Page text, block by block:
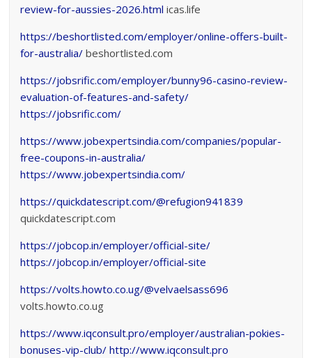
review-for-aussies-2026.html icas.life
https://beshortlisted.com/employer/online-offers-built-
for-australia/ beshortlisted.com
https://jobsrific.com/employer/bunny96-casino-review-
evaluation-of-features-and-safety/
https://jobsrific.com/
https://www.jobexpertsindia.com/companies/popular-
free-coupons-in-australia/
https://www.jobexpertsindia.com/
https://quickdatescript.com/@refugion941839
quickdatescript.com
https://jobcop.in/employer/official-site/
https://jobcop.in/employer/official-site
https://volts.howto.co.ug/@velvaelsass696
volts.howto.co.ug
https://www.iqconsult.pro/employer/australian-pokies-
bonuses-vip-club/ http://www.iqconsult.pro